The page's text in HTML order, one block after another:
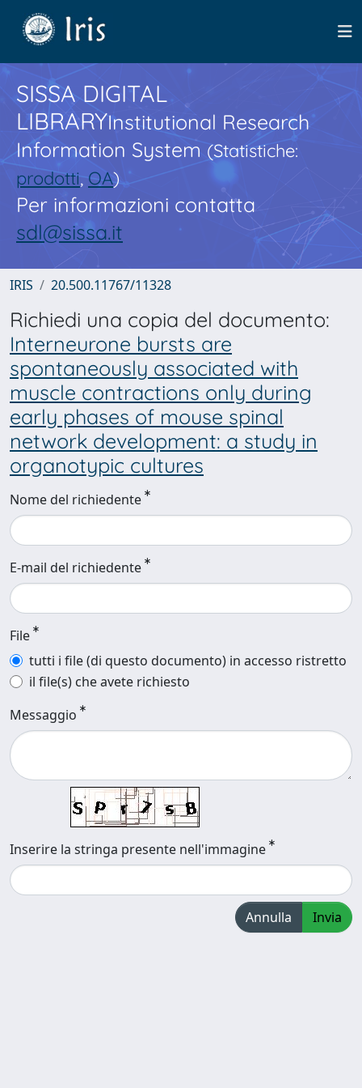
SISSA DIGITAL
LIBRARYInstitutional Research
Information System(Statistiche:
prodotti,OA)
Per informazioni contatta
sdl@sissa.it
IRIS 20.500.11767/11328
Richiedi una copia del documento:
Interneurone bursts are
spontaneously associated with
muscle contractions only during
early phases of mouse spinal
network development: a study in
organotypic cultures
Nome del richiedente
E-mail del richiedente
File
tutti i file (di questo documento) in accesso ristretto
il file(s) che avete richiesto
Messaggio
Inserire la stringa presente nell'immagine
Annulla Invia